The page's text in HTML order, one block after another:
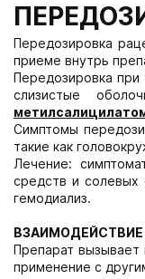
Передозировка
приеме внутрь
Передозировка при
слизистые
Симптомы
такие как
Лечение:
средств и солевых
гемодиализ.
Препарат
применение с